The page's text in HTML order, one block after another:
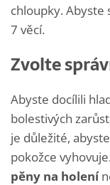
chloupky. Abyste
7 věcí.
Zvolte
Abyste docílili
bolestivých
je důležité,
pokožce vyhovuje.
pěny na holení